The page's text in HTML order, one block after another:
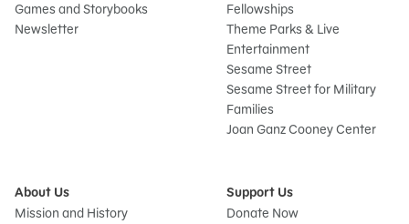
Games and Storybooks
Newsletter
Fellowships
Theme Parks & Live
Entertainment
Sesame Street
Sesame Street for Military
Families
Joan Ganz Cooney Center
About Us
Mission and History
Support Us
Donate Now